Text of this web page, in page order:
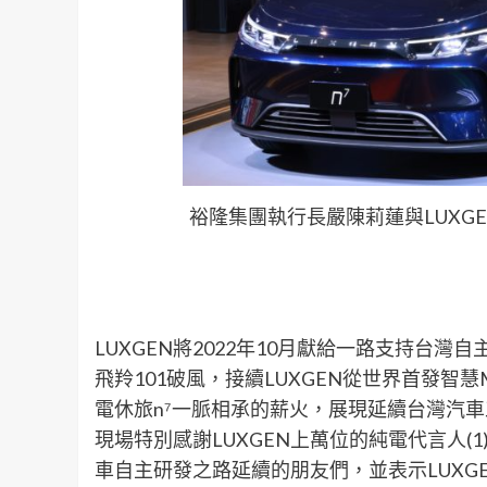
裕隆集團執行長嚴陳莉蓮與
LUXGEN將2022年10月獻給一路支持台灣自
飛羚101破風，接續LUXGEN從世界首發智慧
電休旅n⁷一脈相承的薪火，展現延續台灣汽
現場特別感謝LUXGEN 上萬位的純電代言人
車自主研發之路延續的朋友們，並表示